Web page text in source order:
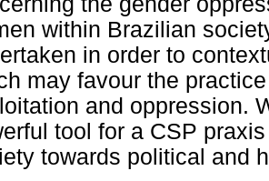
within Brazilian
in order to
may favour the
and oppression.
tool for a CSP
towards political and